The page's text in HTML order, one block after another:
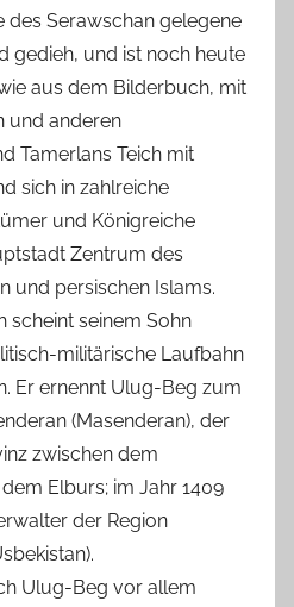
des Serawschan gelegene
gedieh, und ist noch heute
aus dem Bilderbuch, mit
und anderen
Tamerlans Teich mit
sich in zahlreiche
und Königreiche
Zentrum des
und persischen Islams.
scheint seinem Sohn
militärische Laufbahn
Er ernennt Ulug-Beg zum
(Masenderan), der
zwischen dem
Elburs; im Jahr 1409
der Region
Ulug-Beg vor allem